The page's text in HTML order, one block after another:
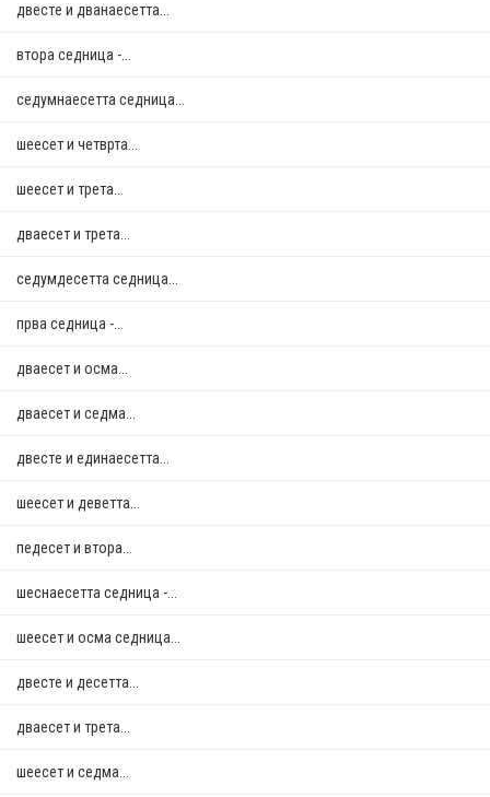
двестe и дванаесетта...
втора седница -...
седумнаесетта седница...
шеесет и четврта...
шеесет и трета...
дваесет и трета...
седумдесетта седница...
прва седница -...
дваесет и осма...
дваесет и седма...
двестe и единаесетта...
шеесет и деветта...
педесет и втора...
шеснаесетта седница -...
шеесет и осма седница...
двестe и десетта...
дваесет и трета...
шеесет и седма...